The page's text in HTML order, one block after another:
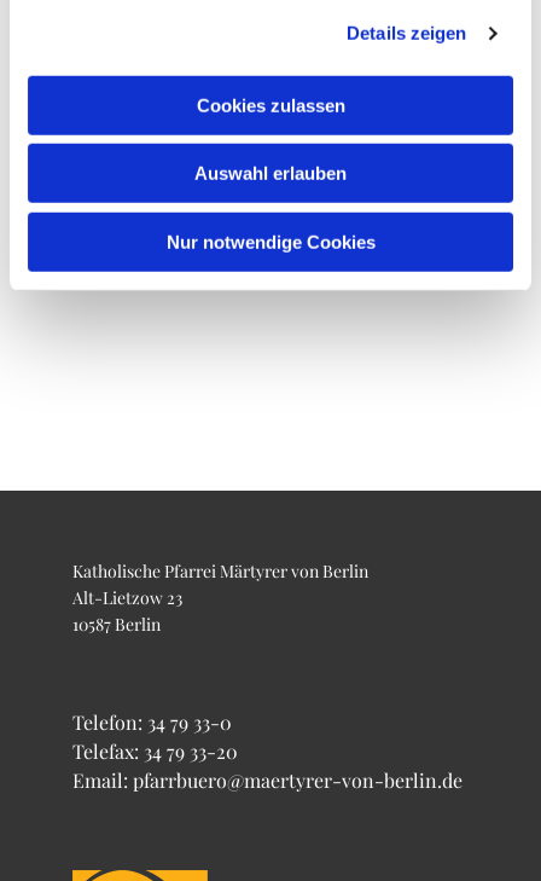
Details zeigen
Cookies zulassen
Auswahl erlauben
Nur notwendige Cookies
Katholische Pfarrei Märtyrer von Berlin
Alt-Lietzow 23
10587 Berlin
Telefon: 34 79 33-0
Telefax: 34 79 33-20
Email: pfarrbuero@maertyrer-von-berlin.de